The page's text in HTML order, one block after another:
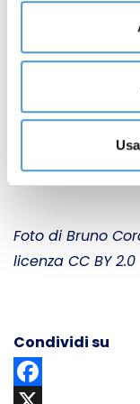
‘assenza’,
quello che ci hai
perché un
tutti e il non
volta!”. Queste
presidente di
Foto di Bruno
licenza CC BY 2.0
Condividi su